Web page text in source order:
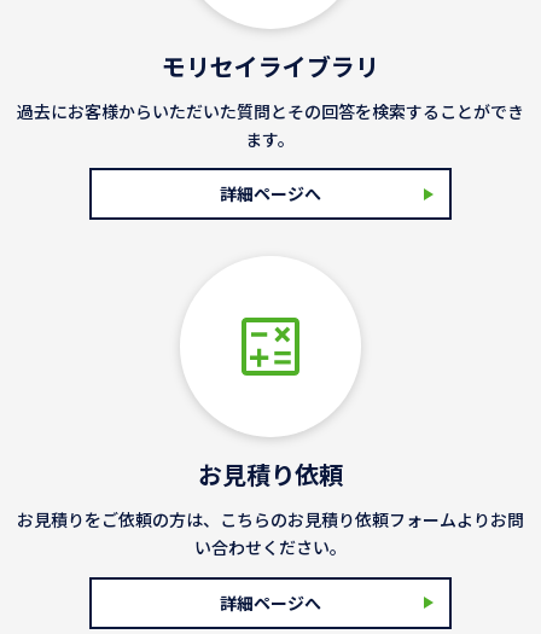
モリセイライブラリ
過去にお客様からいただいた質問とその回答を検索することができ
ます。
詳細ページへ
お見積り依頼
お見積りをご依頼の方は、こちらのお見積り依頼フォームよりお問
い合わせください。
詳細ページへ